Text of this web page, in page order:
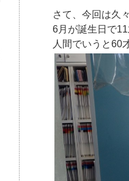
さて、今回は久
6月が誕生日で
人間でいうと60